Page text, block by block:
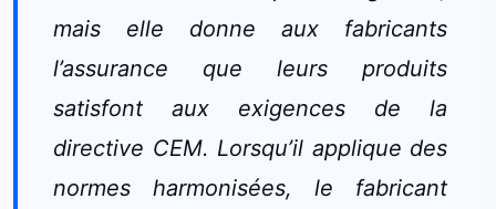
mais elle donne aux fabricants
l’assurance que leurs produits
satisfont aux exigences de la
directive CEM. Lorsqu’il applique des
normes harmonisées, le fabricant